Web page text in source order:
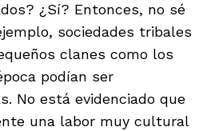
¿Sí? Entonces, no sé
sociedades tribales
clanes como los
podían ser
No está evidenciado que
una labor muy cultural